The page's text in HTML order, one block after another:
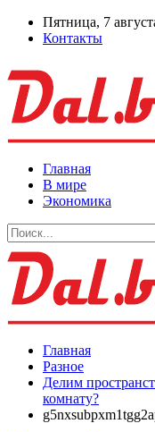
Пятница, 7
Контакты
Главная
В мире
Экономика
Главная
Разное
Делим
комнату?